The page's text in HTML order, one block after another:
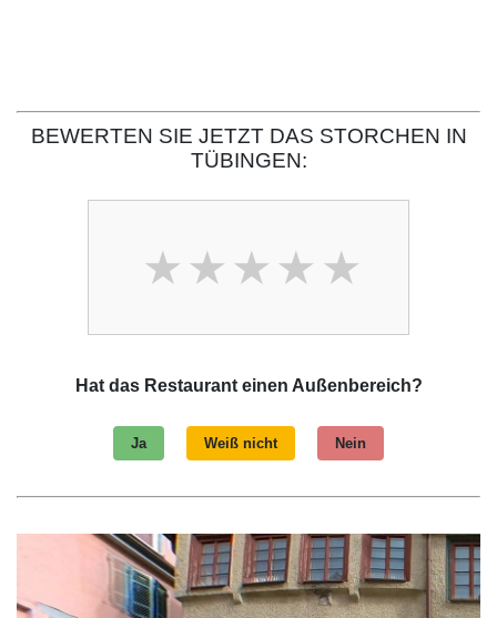
BEWERTEN SIE JETZT DAS STORCHEN IN
TÜBINGEN:
Hat das Restaurant einen Außenbereich?
Ja Weiß nicht Nein